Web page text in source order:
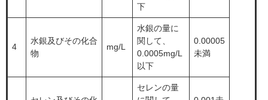
下
4
水銀及びその化合
物
mg/L
水銀の量に
関して、
0.0005mg/L
以下
0.00005
未満
セレンの量